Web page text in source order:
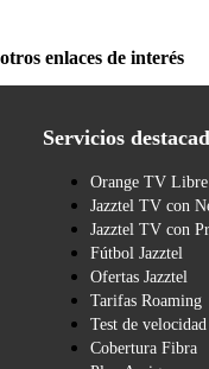
enlaces de interés
Servicios
Orange TV Libre
Jazztel TV con
Jazztel TV con
Fútbol Jazztel
Ofertas Jazztel
Tarifas Roaming
Test de velocidad
Cobertura Fibra